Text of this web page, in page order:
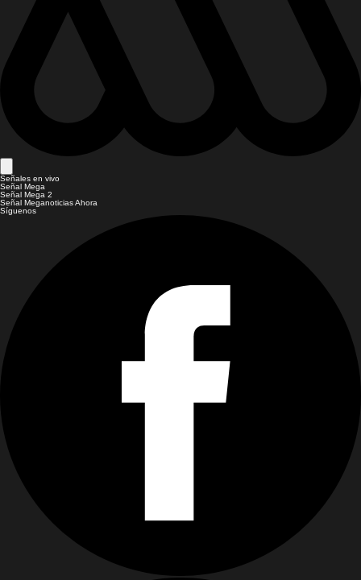
Señales en vivo
Señal Mega
Señal Mega 2
Señal Meganoticias Ahora
Síguenos